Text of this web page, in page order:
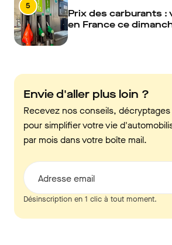
5
Prix des carburants :
en France ce
Envie d'aller plus loin ?
Recevez nos conseils,
pour simplifier votre vie
par mois dans votre boîte mail.
Adresse email
Désinscription en 1 clic à tout moment.